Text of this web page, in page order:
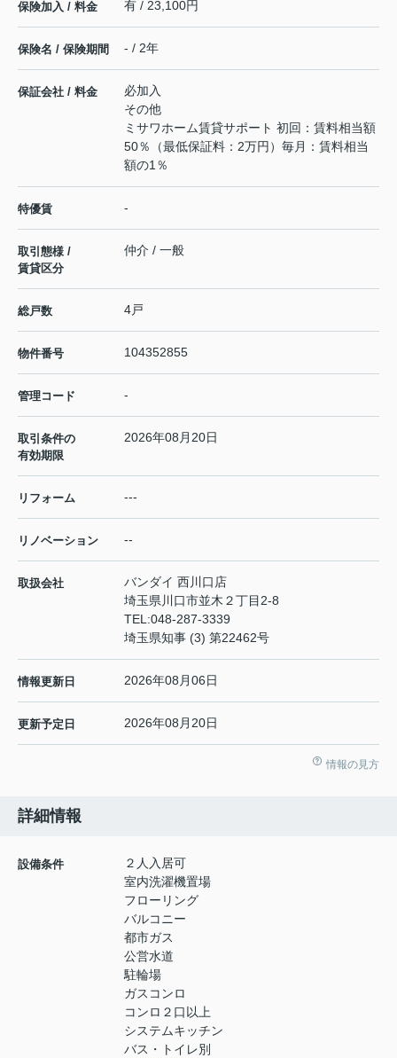
保険加入 / 料金 有 / 23,100円
保険名 / 保険期間 - / 2年
保証会社 / 料金
必加入
その他
ミサワホーム賃貸サポート 初回：賃料相当額
50％（最低保証料：2万円）毎月：賃料相当
額の1％
特優賃 -
取引態様 /
賃貸区分
仲介 / 一般
総戸数 4戸
物件番号 104352855
管理コード -
取引条件の
有効期限
2026年08月20日
リフォーム ---
リノベーション --
取扱会社
バンダイ 西川口店
埼玉県川口市並木２丁目2-8
TEL:048-287-3339
埼玉県知事 (3) 第22462号
情報更新日 2026年08月06日
更新予定日 2026年08月20日
情報の見方
詳細情報
設備条件
２人入居可
室内洗濯機置場
フローリング
バルコニー
都市ガス
公営水道
駐輪場
ガスコンロ
コンロ２口以上
システムキッチン
バス・トイレ別